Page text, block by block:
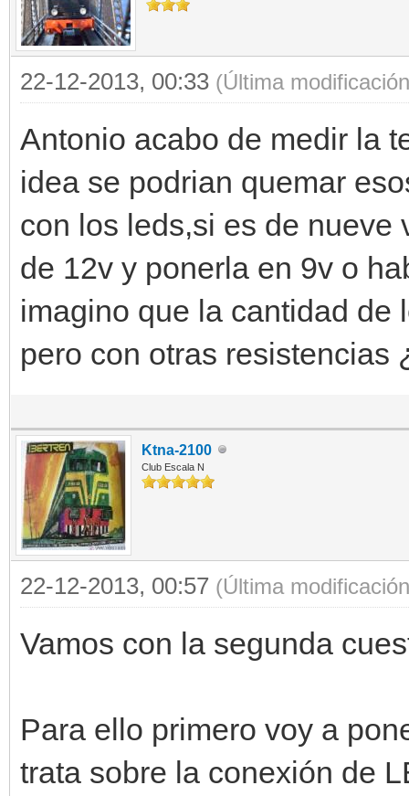
22-12-2013, 00:33 (Última
Antonio acabo de medir la
idea se podrian quemar
con los leds,si es de
de 12v y ponerla en 9v o
imagino que la cantidad de
pero con otras resistencias
Ktna-2100
Club Escala N
22-12-2013, 00:57 (Última
Vamos con la segunda
Para ello primero voy a
trata sobre la conexión de